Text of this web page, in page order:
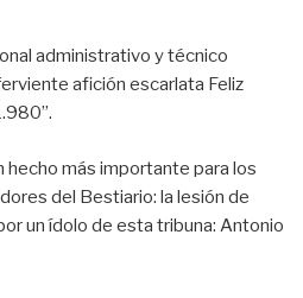
administrativo y técnico
afición escarlata Feliz
más importante para los
del Bestiario: la lesión de
un ídolo de esta tribuna: Antonio